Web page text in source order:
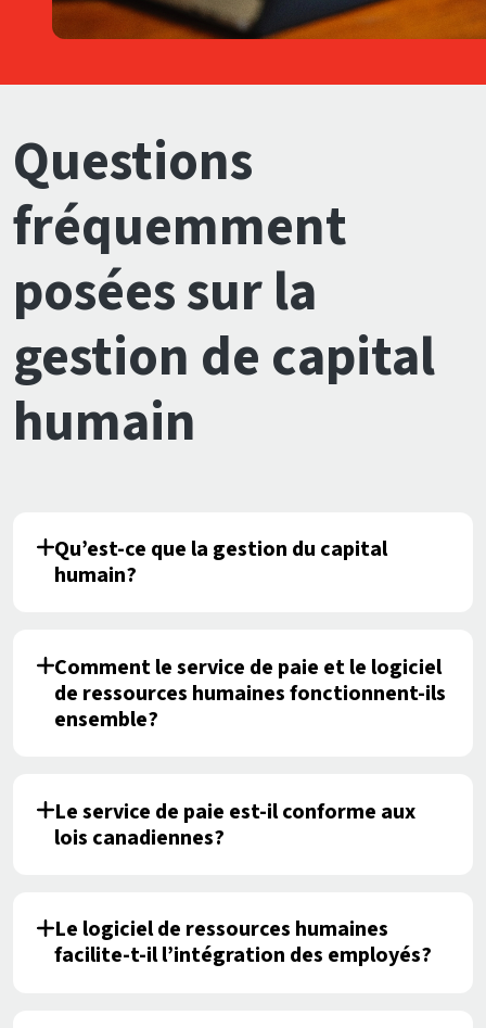
Questions
fréquemment
posées sur la
gestion de capital
humain
Qu’est-ce que la gestion du capital
humain?
Comment le service de paie et le logiciel
de ressources humaines fonctionnent-ils
ensemble?
Le service de paie est-il conforme aux
lois canadiennes?
Le logiciel de ressources humaines
facilite-t-il l’intégration des employés?